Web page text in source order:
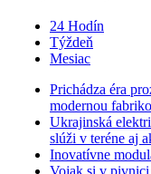
24 Hodín
Týždeň
Mesiac
Prichádza éra
modernou
Ukrajinská
slúži v teréne aj
Inovatívne
Vojak si v